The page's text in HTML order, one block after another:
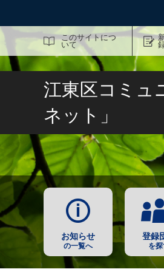
このサイトにつ
いて
サイト内検索
江東区コミュ
ネット」
お知らせ
の一覧へ
登録
を